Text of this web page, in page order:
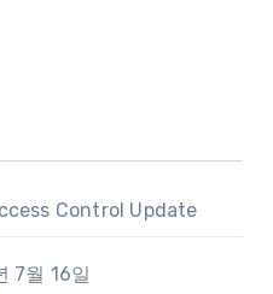
Control Update
7월 16일